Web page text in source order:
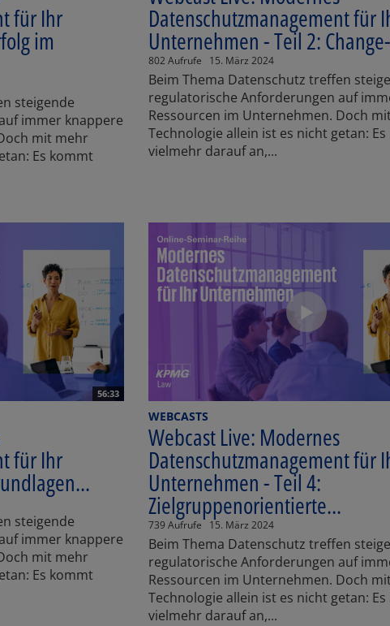
für Ihr
im
steigende
immer knappere
mit mehr
Es kommt
Datenschutzmanagement für
Unternehmen - Teil 2:
802 Aufrufe 15. März 2024
Beim Thema Datenschutz treffen
regulatorische Anforderungen auf
Ressourcen im Unternehmen. Doch
Technologie allein ist es nicht getan:
vielmehr darauf an,...
56:33
für Ihr
steigende
immer knappere
mit mehr
Es kommt
WEBCASTS
Webcast Live: Modernes
Datenschutzmanagement für
Unternehmen - Teil 4:
Zielgruppenorientierte...
739 Aufrufe 15. März 2024
Beim Thema Datenschutz treffen
regulatorische Anforderungen auf
Ressourcen im Unternehmen. Doch
Technologie allein ist es nicht getan:
vielmehr darauf an,...